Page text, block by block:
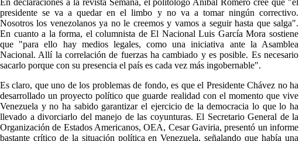
En declaraciones a la revista Semana, el politólogo Aníbal Romero cree que "el
presidente se va a quedar en el limbo y no va a tomar ningún correctivo.
Nosotros los venezolanos ya no le creemos y vamos a seguir hasta que salga".
En cuanto a la forma, el columnista de El Nacional Luis García Mora sostiene
que "para ello hay medios legales, como una iniciativa ante la Asamblea
Nacional. Allí la correlación de fuerzas ha cambiado y es posible. Es necesario
sacarlo porque con su presencia el país es cada vez más ingobernable".
Es claro, que uno de los problemas de fondo, es que el Presidente Chávez no ha
desarrollado un proyecto político que guarde realidad con el momento que vive
Venezuela y no ha sabido garantizar el ejercicio de la democracia lo que lo ha
llevado a divorciarlo del manejo de las coyunturas. El Secretario General de la
Organización de Estados Americanos, OEA, Cesar Gaviria, presentó un informe
bastante crítico de la situación política en Venezuela, señalando que había una